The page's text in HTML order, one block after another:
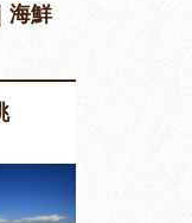
海鮮